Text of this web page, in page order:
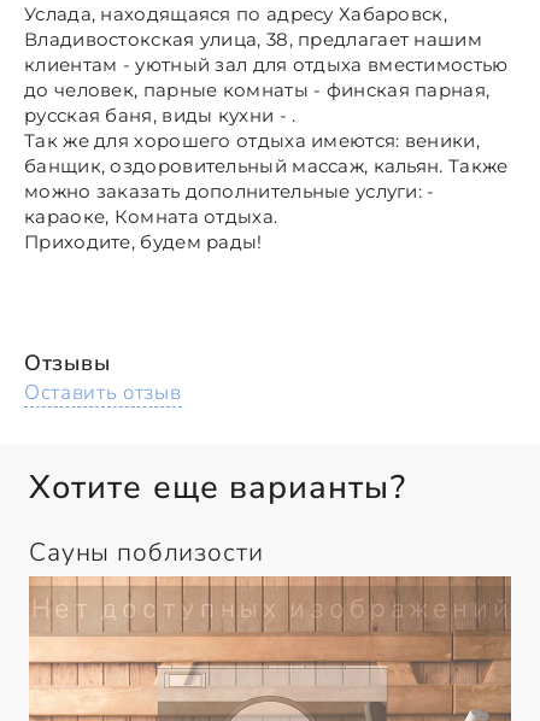
Услада, находящаяся по адресу Хабаровск,
Владивостокская улица, 38, предлагает нашим
клиентам - уютный зал для отдыха вместимостью
до человек, парные комнаты - финская парная,
русская баня, виды кухни - .
Так же для хорошего отдыха имеются: веники,
банщик, оздоровительный массаж, кальян. Также
можно заказать дополнительные услуги: -
караоке, Комната отдыха.
Приходите, будем рады!
Отзывы
Оставить отзыв
Хотите еще варианты?
Сауны поблизости